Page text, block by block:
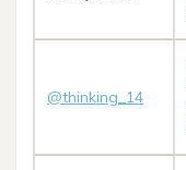
@thinking_14